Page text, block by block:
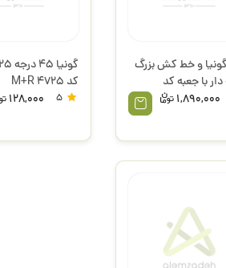
و خط کش بزرگ
با جعبه کد
1,890,000
کد 4725 M+R
128,000